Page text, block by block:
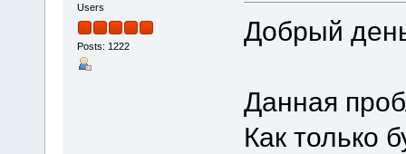
Users
Posts: 1222 Добрый
Данная
Как только